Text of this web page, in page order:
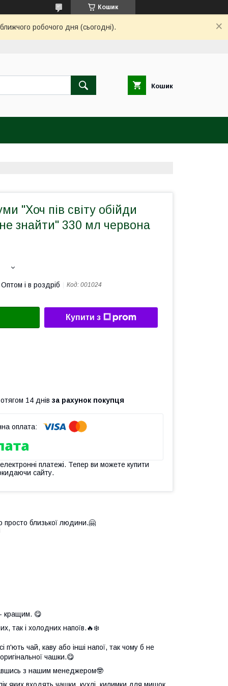
Кошик
робочого дня (сьогодні).
Кошик
"Хоч пів світу обійди
знайти" 330 мл червона
Оптом і в роздріб Код: 001024
Купити з
14 днів за рахунок покупця
платежі. Тепер ви можете купити
сайту.
близької людини.🤗
кращим. 😋
так і холодних напоїв.🔥❄️
чай, каву або інші напої, так чому б не
чашки.😋
з нашим менеджером🤓
яких входять чашки, кухлі, килимки для мишок,